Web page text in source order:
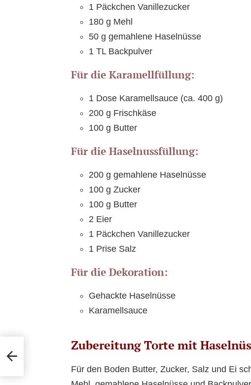
1 Päckchen Vanillezucker
180 g Mehl
50 g gemahlene Haselnüsse
1 TL Backpulver
Für die Karamellfüllung:
1 Dose Karamellsauce (ca. 400 g)
200 g Frischkäse
100 g Butter
Für die Haselnussfüllung:
200 g gemahlene Haselnüsse
100 g Zucker
100 g Butter
2 Eier
1 Päckchen Vanillezucker
1 Prise Salz
Für die Dekoration:
Gehackte Haselnüsse
Karamellsauce
Zubereitung Torte mit
Für den Boden Butter, Zucker, Salz und Ei